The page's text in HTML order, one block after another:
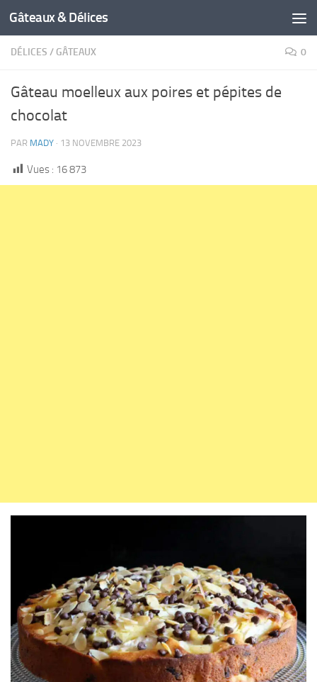
Gâteaux & Délices
DÉLICES / GÂTEAUX 0
Gâteau moelleux aux poires et pépites de
chocolat
PAR MADY · 13 NOVEMBRE 2023
Vues : 16 873